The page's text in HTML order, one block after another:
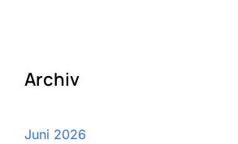
Archiv
Juni 2026